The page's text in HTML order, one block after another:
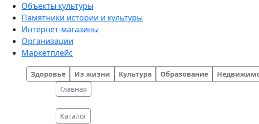
Объекты культуры
Памятники истории и культуры
Интернет-магазины
Организации
Маркетплейс
Здоровье Из жизни Культура Образование
Главная
Каталог